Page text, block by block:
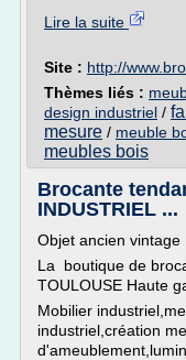
Lire la suite
Site : http://
Thèmes liés :
design industriel /
mesure / meuble
meubles bois
Brocante
INDUSTRIEL ...
Objet ancien vintage
La boutique de
TOULOUSE Haute
Mobilier
industriel,création